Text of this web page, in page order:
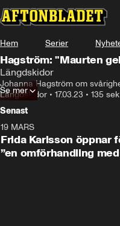
Hem Serier
Hagström: "Maurten
Längdskidor
Johanna Hagström om
Längdskidor • 17.03.23 • 135 sek
Se mer
Senast
19 MARS
Frida Karlsson öppnar
”en omförhandling